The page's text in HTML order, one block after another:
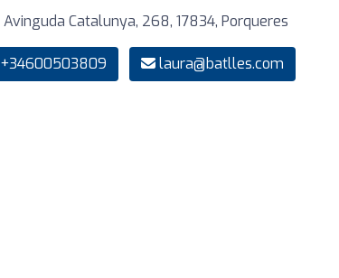
Avinguda Catalunya, 268, 17834, Porqueres
+34600503809 laura@batlles.com